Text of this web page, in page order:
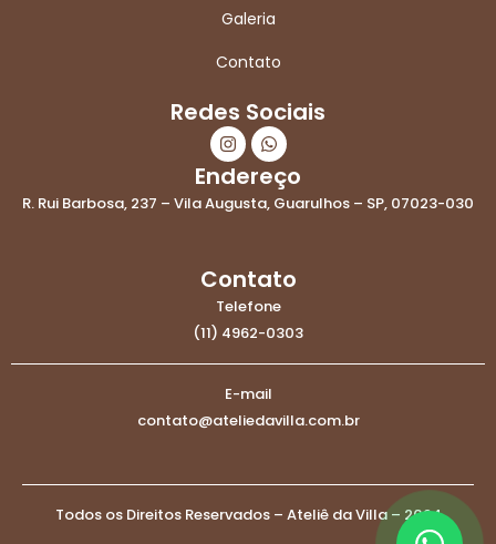
Galeria
Contato
Redes Sociais
I
n
s
t
a
m
W
h
a
t
s
Endereço
R. Rui Barbosa, 237 – Vila Augusta, Guarulhos – SP, 07023-030
Contato
Telefone
(11) 4962-0303
E-mail
contato@ateliedavilla.com.br
Todos os Direitos Reservados – Ateliê da Villa – 2024